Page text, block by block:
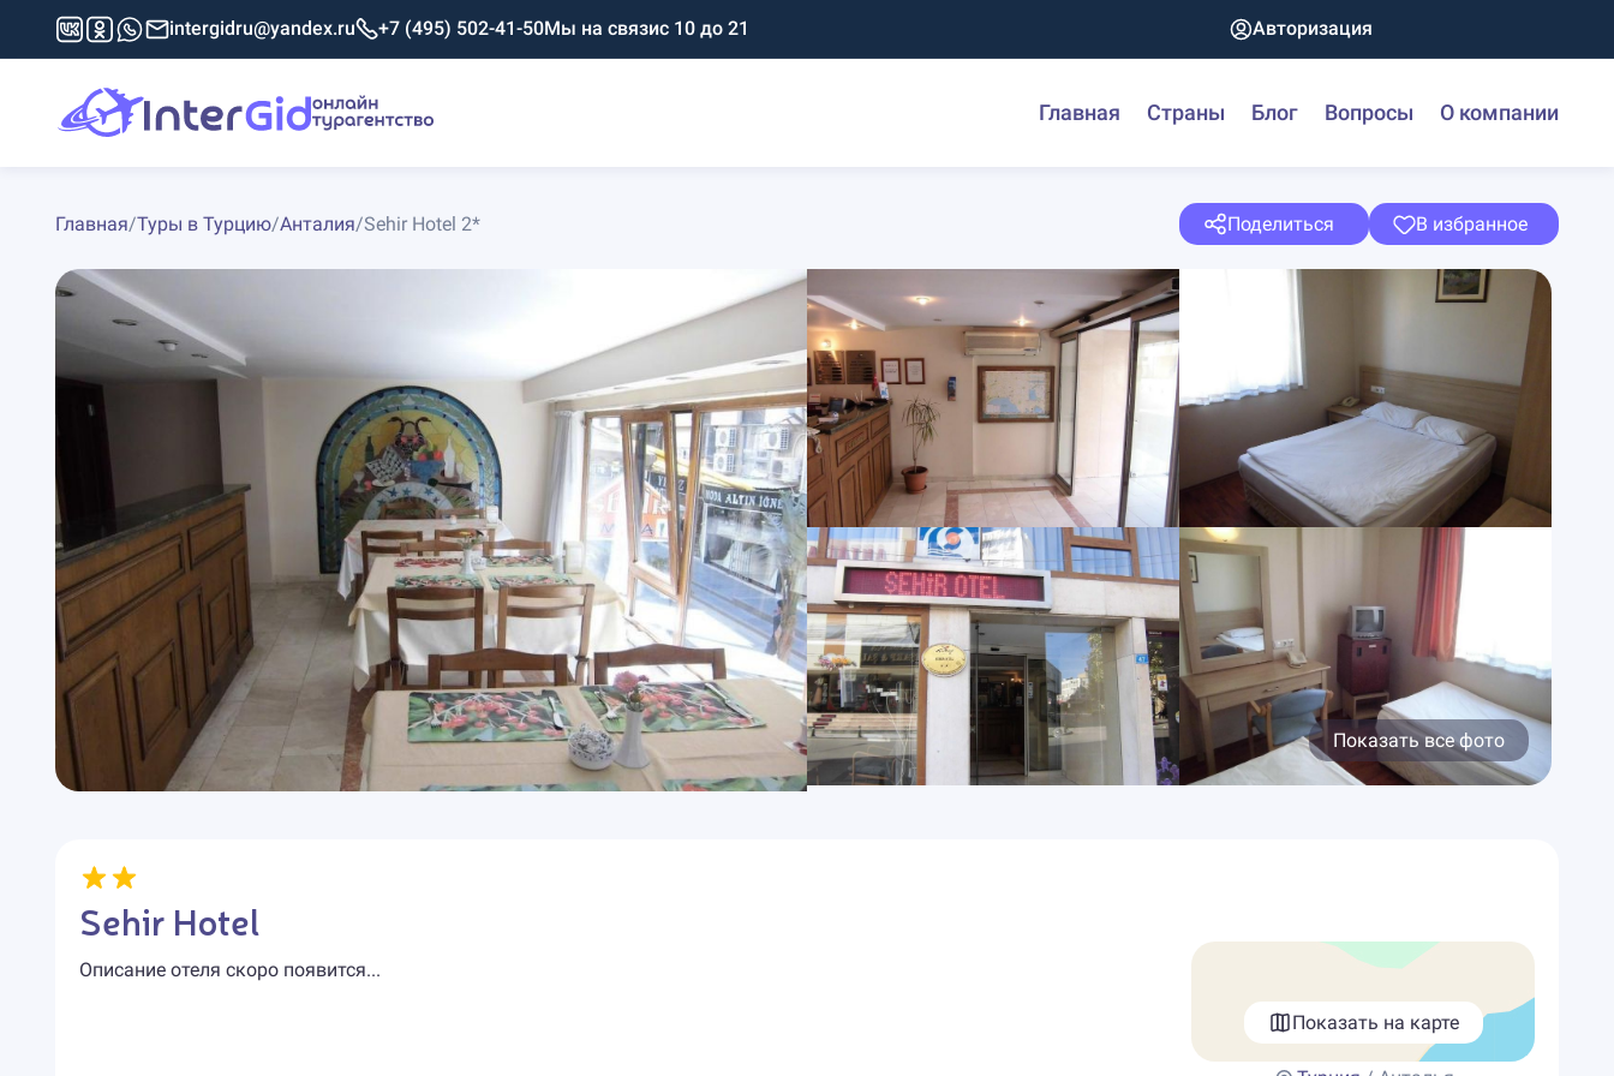
intergidru@yandex.ru +7 (495) 502-41-50Мы на связис 10 до 21 Авторизация
Главная Страны Блог Вопросы О компании
Главная/Туры в Турцию/Анталия/Sehir Hotel 2* Поделиться В избранное
Показать все фото
Sehir Hotel
Описание отеля скоро появится...
Показать на карте